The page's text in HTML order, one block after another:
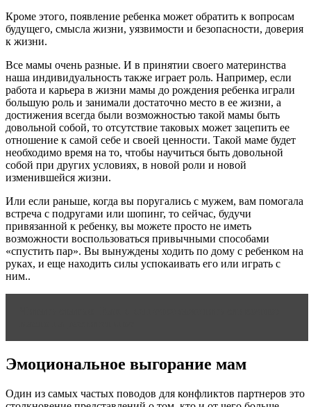
Кроме этого, появление ребенка может обратить к вопросам
будущего, смысла жизни, уязвимости и безопасности, доверия
к жизни.
Все мамы очень разные. И в принятии своего материнства
наша индивидуальность также играет роль. Например, если
работа и карьера в жизни мамы до рождения ребенка играли
большую роль и занимали достаточно место в ее жизни, а
достижения всегда были возможностью такой мамы быть
довольной собой, то отсутствие таковых может зацепить ее
отношение к самой себе и своей ценности. Такой маме будет
необходимо время на то, чтобы научиться быть довольной
собой при других условиях, в новой роли и новой
изменившейся жизни.
Или если раньше, когда вы поругались с мужем, вам помогала
встреча с подругами или шопинг, то сейчас, будучи
привязанной к ребенку, вы можете просто не иметь
возможности воспользоваться привычными способами
«спустить пар». Вы вынуждены ходить по дому с ребенком на
руках, и еще находить силы успокаивать его или играть с
ним..
Эмоциональное выгорание мам
Один из самых частых поводов для конфликтов партнеров это